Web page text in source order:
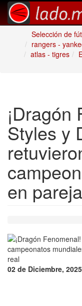
Selección de
rangers -
atlas - tigres
¡Dragón
Styles y
en
02 de Diciembre,